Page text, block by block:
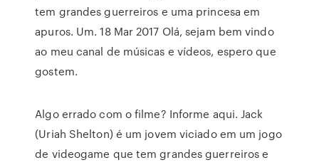
tem grandes guerreiros e uma princesa em
apuros. Um. 18 Mar 2017 Olá, sejam bem vindo
ao meu canal de músicas e vídeos, espero que
gostem.
Algo errado com o filme? Informe aqui. Jack
(Uriah Shelton) é um jovem viciado em um jogo
de videogame que tem grandes guerreiros e